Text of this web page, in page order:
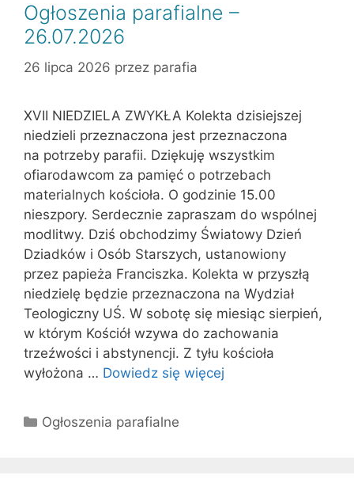
Ogłoszenia parafialne –
26.07.2026
26 lipca 2026 przez parafia
XVII NIEDZIELA ZWYKŁA Kolekta dzisiejszej
niedzieli przeznaczona jest przeznaczona
na potrzeby parafii. Dziękuję wszystkim
ofiarodawcom za pamięć o potrzebach
materialnych kościoła. O godzinie 15.00
nieszpory. Serdecznie zapraszam do wspólnej
modlitwy. Dziś obchodzimy Światowy Dzień
Dziadków i Osób Starszych, ustanowiony
przez papieża Franciszka. Kolekta w przyszłą
niedzielę będzie przeznaczona na Wydział
Teologiczny UŚ. W sobotę się miesiąc sierpień,
w którym Kościół wzywa do zachowania
trzeźwości i abstynencji. Z tyłu kościoła
wyłożona … Dowiedz się więcej
Kategorie
Ogłoszenia parafialne